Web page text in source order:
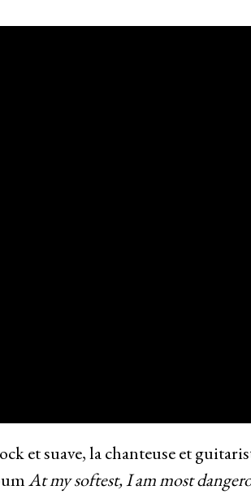
et suave, la chanteuse et
At my softest, I am most